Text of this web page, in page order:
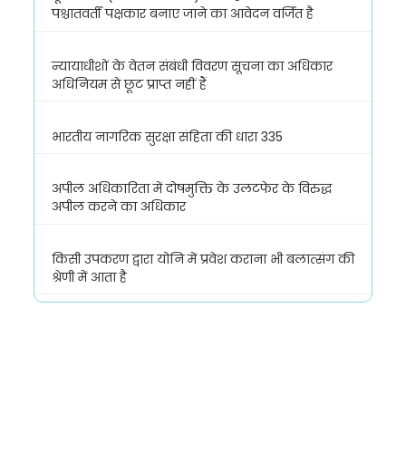
पश्चातवर्ती पक्षकार बनाए जाने का आवेदन वर्जित है
न्यायाधीशों के वेतन संबंधी विवरण सूचना का अधिकार
अधिनियम से छूट प्राप्त नहीं हैं
भारतीय नागरिक सुरक्षा संहिता की धारा 335
अपील अधिकारिता में दोषमुक्ति के उलटफेर के विरुद्ध
अपील करने का अधिकार
किसी उपकरण द्वारा योनि में प्रवेश कराना भी बलात्संग की
श्रेणी में आता है